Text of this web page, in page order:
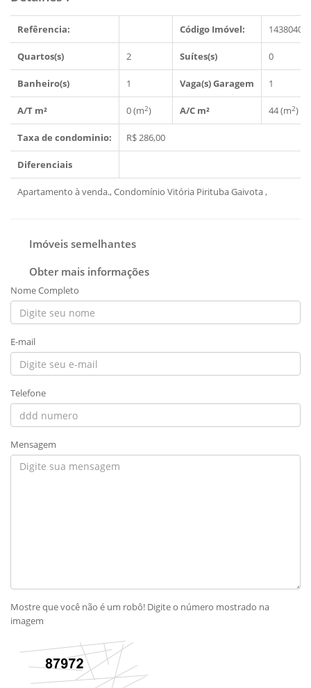
Refêrencia: Código Imóvel: 1438040
Quartos(s) 2 Suítes(s) 0
Banheiro(s) 1 Vaga(s) Garagem 1
A/T m² 0 (m2) A/C m² 44 (m2)
Taxa de condominio: R$ 286,00
Diferenciais
Apartamento à venda., Condomínio Vitória Pirituba Gaivota ,
Imóveis semelhantes
Obter mais informações
Nome Completo
E-mail
Telefone
Mensagem
Mostre que você não é um robô! Digite o número mostrado na
imagem